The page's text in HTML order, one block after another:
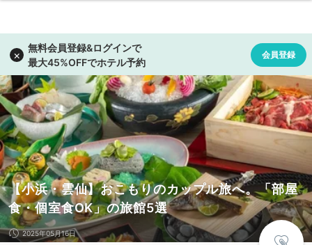
【小浜・雲仙】おこもりのカップル旅へ。「部屋
食・個室食OK」の旅館5選
2025年05月16日